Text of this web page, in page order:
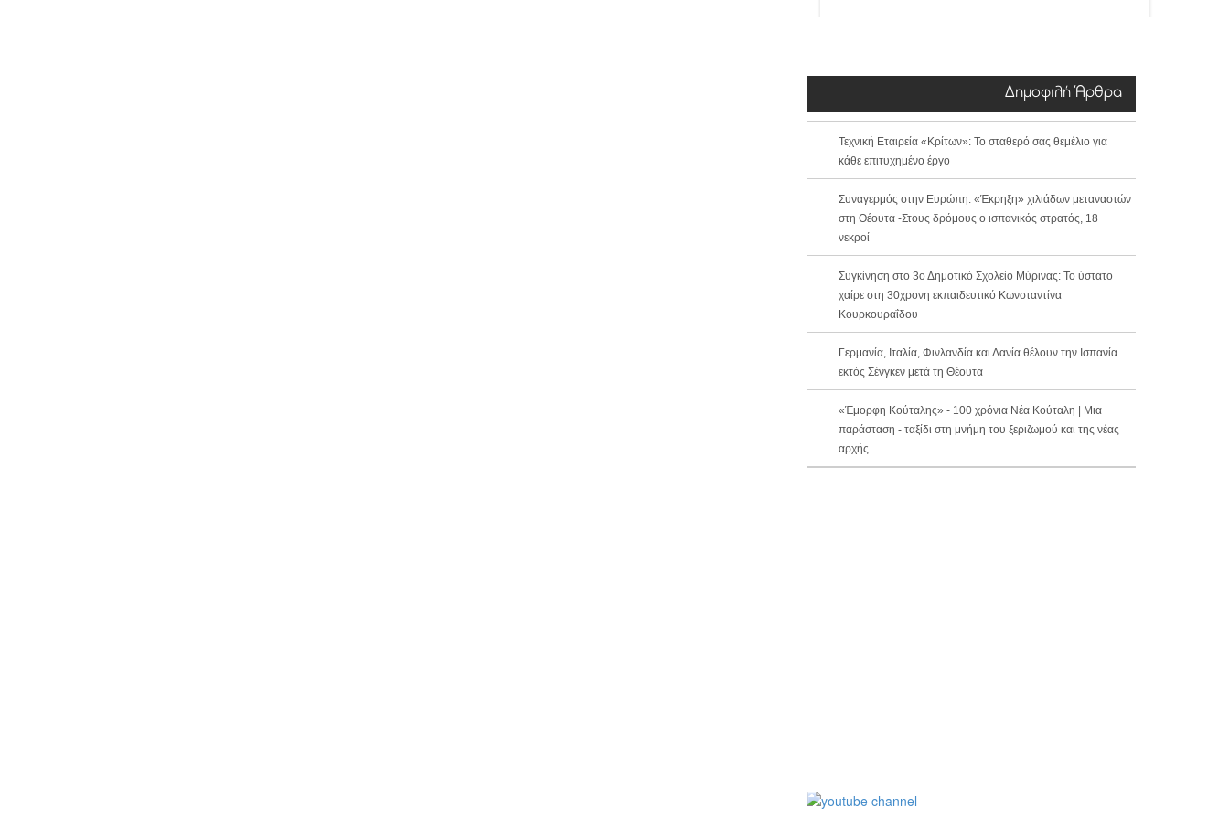
Δημοφιλή Άρθρα
Τεχνική Εταιρεία «Κρίτων»: Το σταθερό σας θεμέλιο για
κάθε επιτυχημένο έργο
Συναγερμός στην Ευρώπη: «Έκρηξη» χιλιάδων μεταναστών
στη Θέουτα -Στους δρόμους ο ισπανικός στρατός, 18
νεκροί
Συγκίνηση στο 3ο Δημοτικό Σχολείο Μύρινας: Το ύστατο
χαίρε στη 30χρονη εκπαιδευτικό Κωνσταντίνα
Κουρκουραΐδου
Γερμανία, Ιταλία, Φινλανδία και Δανία θέλουν την Ισπανία
εκτός Σένγκεν μετά τη Θέουτα
«Έμορφη Κούταλης» - 100 χρόνια Νέα Κούταλη | Μια
παράσταση - ταξίδι στη μνήμη του ξεριζωμού και της νέας
αρχής